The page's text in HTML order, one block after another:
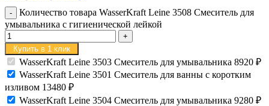
Количество товара WasserKraft Leine 3508 Смеситель для
умывальника с гигиенической лейкой
Купить в 1 клик
WasserKraft Leine 3503 Смеситель для умывальника 8920 ₽
WasserKraft Leine 3501 Смеситель для ванны с коротким
изливом 13480 ₽
WasserKraft Leine 3504 Смеситель для умывальника 9280 ₽